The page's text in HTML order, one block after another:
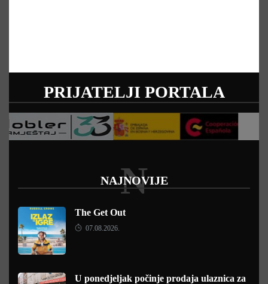
PRIJATELJI PORTALA
NAJNOVIJE
N
The Get Out
07.08.2026.
U ponedjeljak počinje prodaja ulaznica za